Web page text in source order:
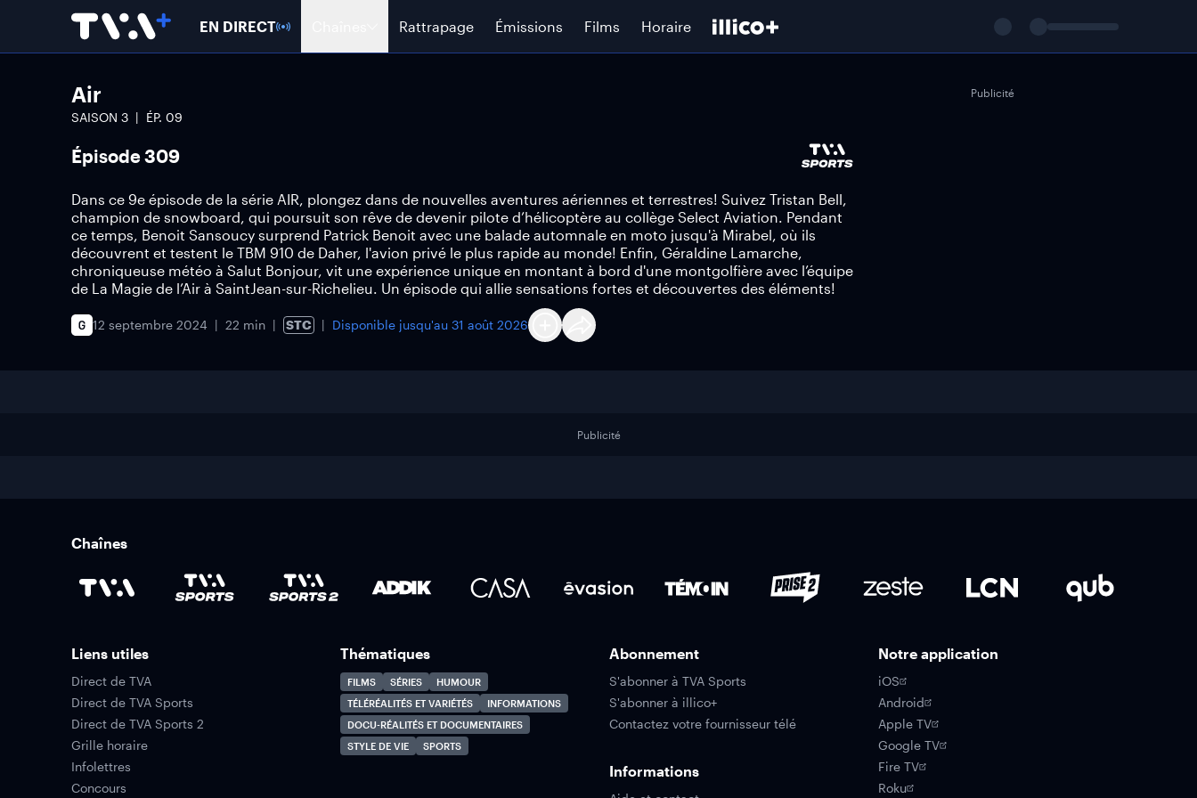
EN DIRECT Rattrapage Émissions Films Horaire
Air
SAISON 3 ÉP. 09
Épisode 309
Dans ce 9e épisode de la série AIR, plongez dans de nouvelles aventures aériennes et terrestres! Suivez Tristan Bell,
champion de snowboard, qui poursuit son rêve de devenir pilote d’hélicoptère au collège Select Aviation. Pendant
ce temps, Benoit Sansoucy surprend Patrick Benoit avec une balade automnale en moto jusqu'à Mirabel, où ils
découvrent et testent le TBM 910 de Daher, l'avion privé le plus rapide au monde! Enfin, Géraldine Lamarche,
chroniqueuse météo à Salut Bonjour, vit une expérience unique en montant à bord d'une montgolfière avec l’équipe
de La Magie de l’Air à SaintJean-sur-Richelieu. Un épisode qui allie sensations fortes et découvertes des éléments!
12 septembre 2024 22 min STC Disponible jusqu'au 31 août 2026
Publicité
Publicité
Chaînes
Liens utiles
Direct de TVA
Direct de TVA Sports
Direct de TVA Sports 2
Grille horaire
Infolettres
Concours
Thématiques
FILMS SÉRIES
HUMOUR
TÉLÉRÉALITÉS ET VARIÉTÉS
INFORMATIONS
DOCU-RÉALITÉS ET DOCUMENTAIRES
STYLE DE VIE
SPORTS
Abonnement
S'abonner à TVA Sports
S'abonner à illico+
Contactez votre fournisseur télé
Informations
Notre application
iOS
Android
Apple TV
Google TV
Fire TV
Roku